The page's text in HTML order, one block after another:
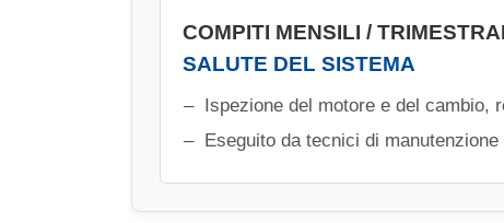
COMPITI MENSILI /
SALUTE DEL SISTEMA
Ispezione del motore e del cambio,
Eseguito da tecnici di manutenzione